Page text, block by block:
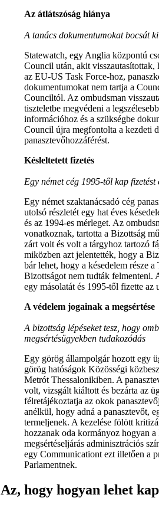
Az átlátszóság hiánya
A tanács dokumentumokat bocsát
Statewatch, egy Anglia központú
Council után, akit
az EU-US Task Force-hoz,
dokumentumokat nem tartja a
Counciltól. Az ombudsman
tiszteletbe megvédeni a
információhoz és a szükségbe
Council újra megfontolta a kezdeti
panasztevőhozzáférést.
Késleltetett fizetés
Egy német cég 1995-től kap
Egy német szaktanácsadó cég
utolsó részletét egy hat éves
és az 1994-es mérleget. Az
vonatkoznak, tartotta a Bizottság
zárt volt és volt a tárgyhoz tartozó
miközben azt jelentették, hogy a
bár lehet, hogy a késedelem része
Bizottságot nem tudták felmenteni.
egy másolatát és 1995-től fizette az
A védelem jogainak a megsértése
A bizottság lépéseket tesz, hogy
megsértésügyekben tudakozódás
Egy görög állampolgár hozott egy
görög hatóságok Közösségi
Metrót Thessalonikiben. A
volt, vizsgált kiáltott és bezárta az
félretájékoztatja az okok
anélkül, hogy adná a panasztevőt,
termeljenek. A kezelése fölött
hozzanak oda kormányoz hogyan
megsértéseljárás adminisztrációs
egy Communicationt ezt illetően a
Parlamentnek.
Az, hogy hogyan lehet